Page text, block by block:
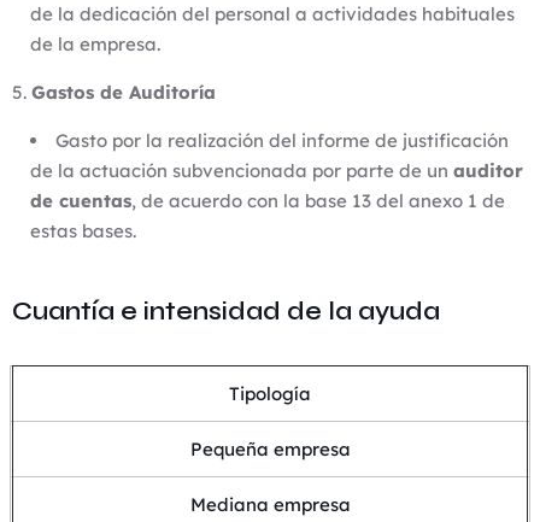
de la dedicación del personal a actividades habituales
de la empresa.
Gastos de Auditoría
Gasto por la realización del informe de justificación
de la actuación subvencionada por parte de un auditor
de cuentas, de acuerdo con la base 13 del anexo 1 de
estas bases.
Cuantía e intensidad de la ayuda
Tipología
Pequeña empresa
Mediana empresa